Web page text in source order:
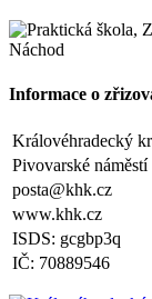
Zveřejněno:
Třídní výlet Liberec
Zveřejněno:
Zveřejněno:
Zveřejněno:
Třídní schůzky dne
Informace o
Královéhradecký
Pivovarské
posta@khk.cz
www.khk.cz
ISDS: gcgbp3q
IČ: 70889546